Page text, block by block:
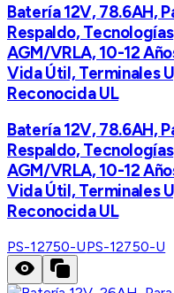
Batería 12V, 78.6AH,
Respaldo, Tecnologías
AGM/VRLA, 10-12
Vida Útil, Terminales
Reconocida UL
Batería 12V, 78.6AH,
Respaldo, Tecnologías
AGM/VRLA, 10-12
Vida Útil, Terminales
Reconocida UL
PS-12750-UPS-12750-U